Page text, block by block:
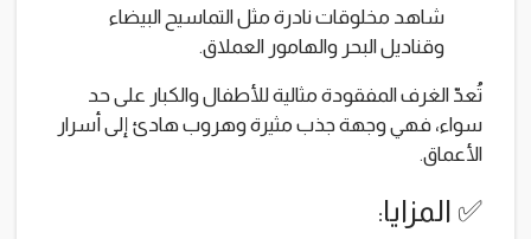
شاهد مخلوقات نادرة مثل التماسيح البيضاء
وقناديل البحر والهامور العملاق.
تُعدّ الغرف المفقودة مثالية للأطفال والكبار على حد
سواء، فهي وجهة جذب مثيرة وهروب هادئ إلى أسرار
الأعماق.
✅ المزايا: